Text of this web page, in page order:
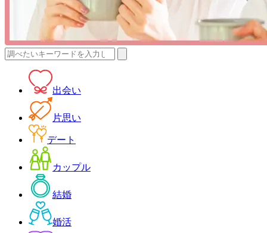
検
出会い
片思い
デート
カップル
結婚
婚活